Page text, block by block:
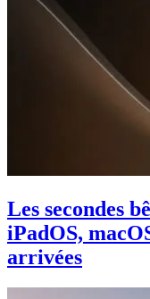
Les secondes
iPadOS,
arrivées